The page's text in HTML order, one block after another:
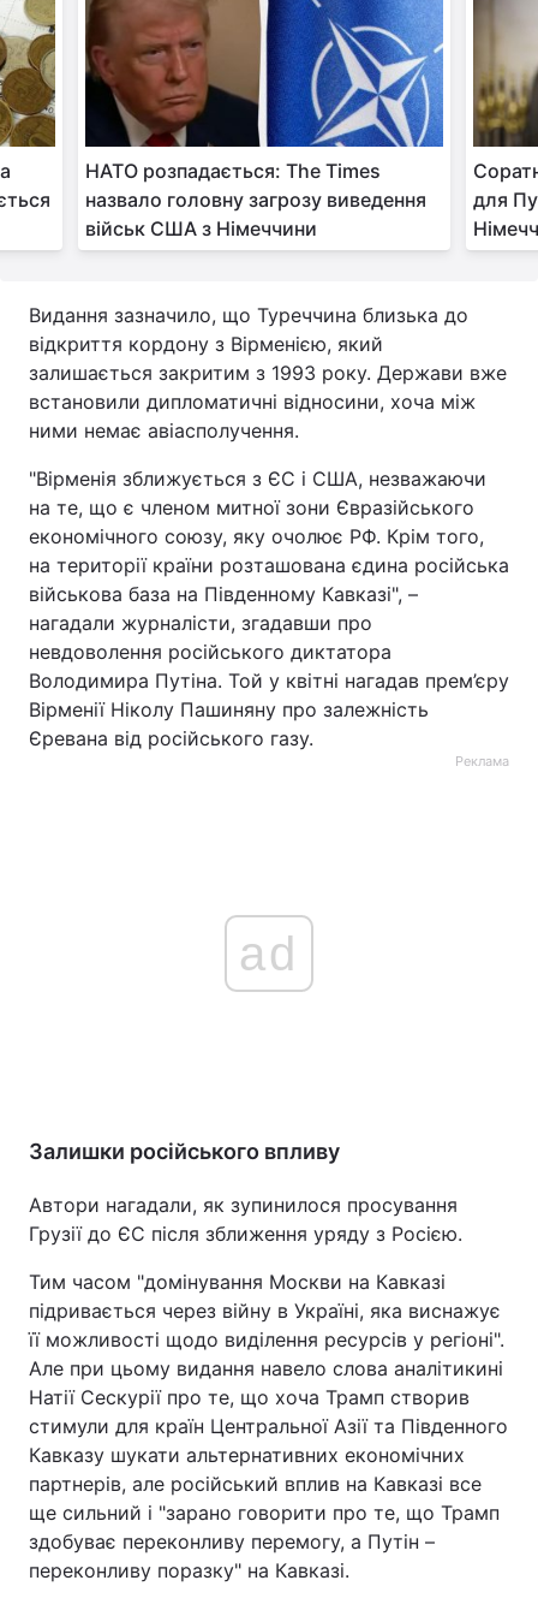
НАТО розпадається: The Times
назвало головну загрозу виведення
військ США з Німеччини
для
Видання зазначило, що Туреччина близька до
відкриття кордону з Вірменією, який
залишається закритим з 1993 року. Держави вже
встановили дипломатичні відносини, хоча між
ними немає авіасполучення.
"Вірменія зближується з ЄС і США, незважаючи
на те, що є членом митної зони Євразійського
економічного союзу, яку очолює РФ. Крім того,
на території країни розташована єдина російська
військова база на Південному Кавказі", –
нагадали журналісти, згадавши про
невдоволення російського диктатора
Володимира Путіна. Той у квітні нагадав прем’єру
Вірменії Ніколу Пашиняну про залежність
Єревана від російського газу.
Реклама
ad
Залишки російського впливу
Автори нагадали, як зупинилося просування
Грузії до ЄС після зближення уряду з Росією.
Тим часом "домінування Москви на Кавказі
підривається через війну в Україні, яка виснажує
її можливості щодо виділення ресурсів у регіоні".
Але при цьому видання навело слова аналітикині
Натії Сескурії про те, що хоча Трамп створив
стимули для країн Центральної Азії та Південного
Кавказу шукати альтернативних економічних
партнерів, але російський вплив на Кавказі все
ще сильний і "зарано говорити про те, що Трамп
здобуває переконливу перемогу, а Путін –
переконливу поразку" на Кавказі.